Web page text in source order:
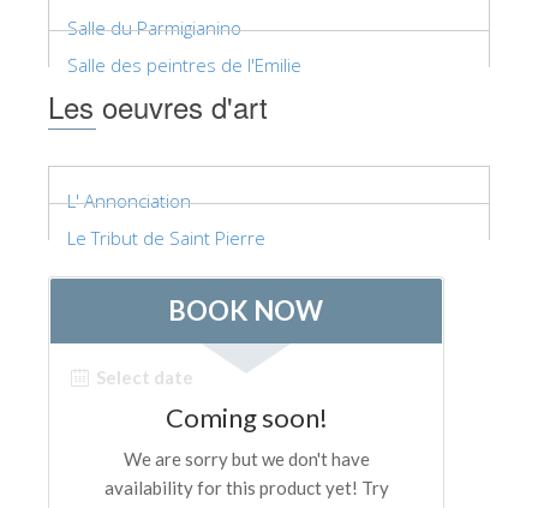
Salle du Parmigianino
Salle des peintres de l'Emilie
Les oeuvres d'art
L' Annonciation
Le Tribut de Saint Pierre